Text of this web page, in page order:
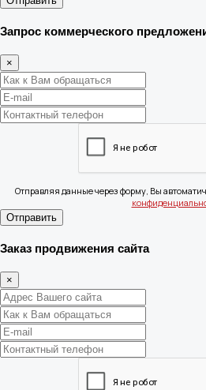
Запрос коммерческого
×
Отправляя данные через форму, Вы
Отправить
Заказ продвижения сайта
×